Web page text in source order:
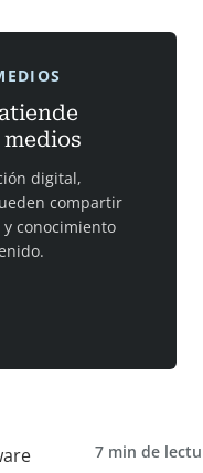
digital,
compartir
conocimiento
7 min de